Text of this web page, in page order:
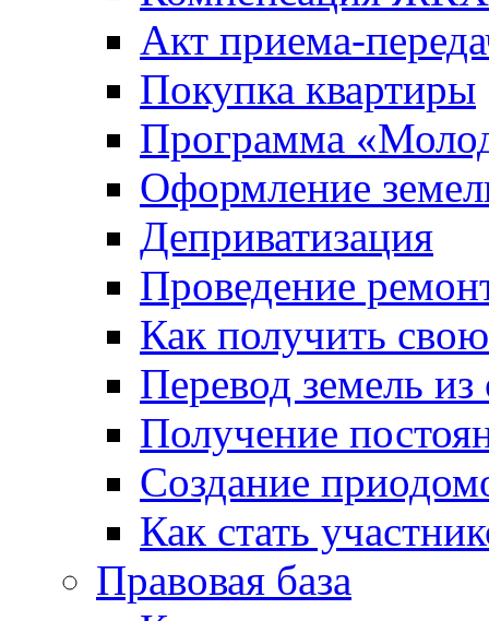
Акт приема-
Покупка квартиры
Программа
Оформление
Деприватизация
Проведение
Как получить
Перевод земель
Получение
Создание
Как стать
Правовая база